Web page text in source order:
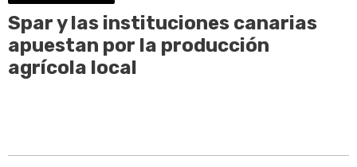
Spar y las instituciones canarias
apuestan por la producción
agrícola local